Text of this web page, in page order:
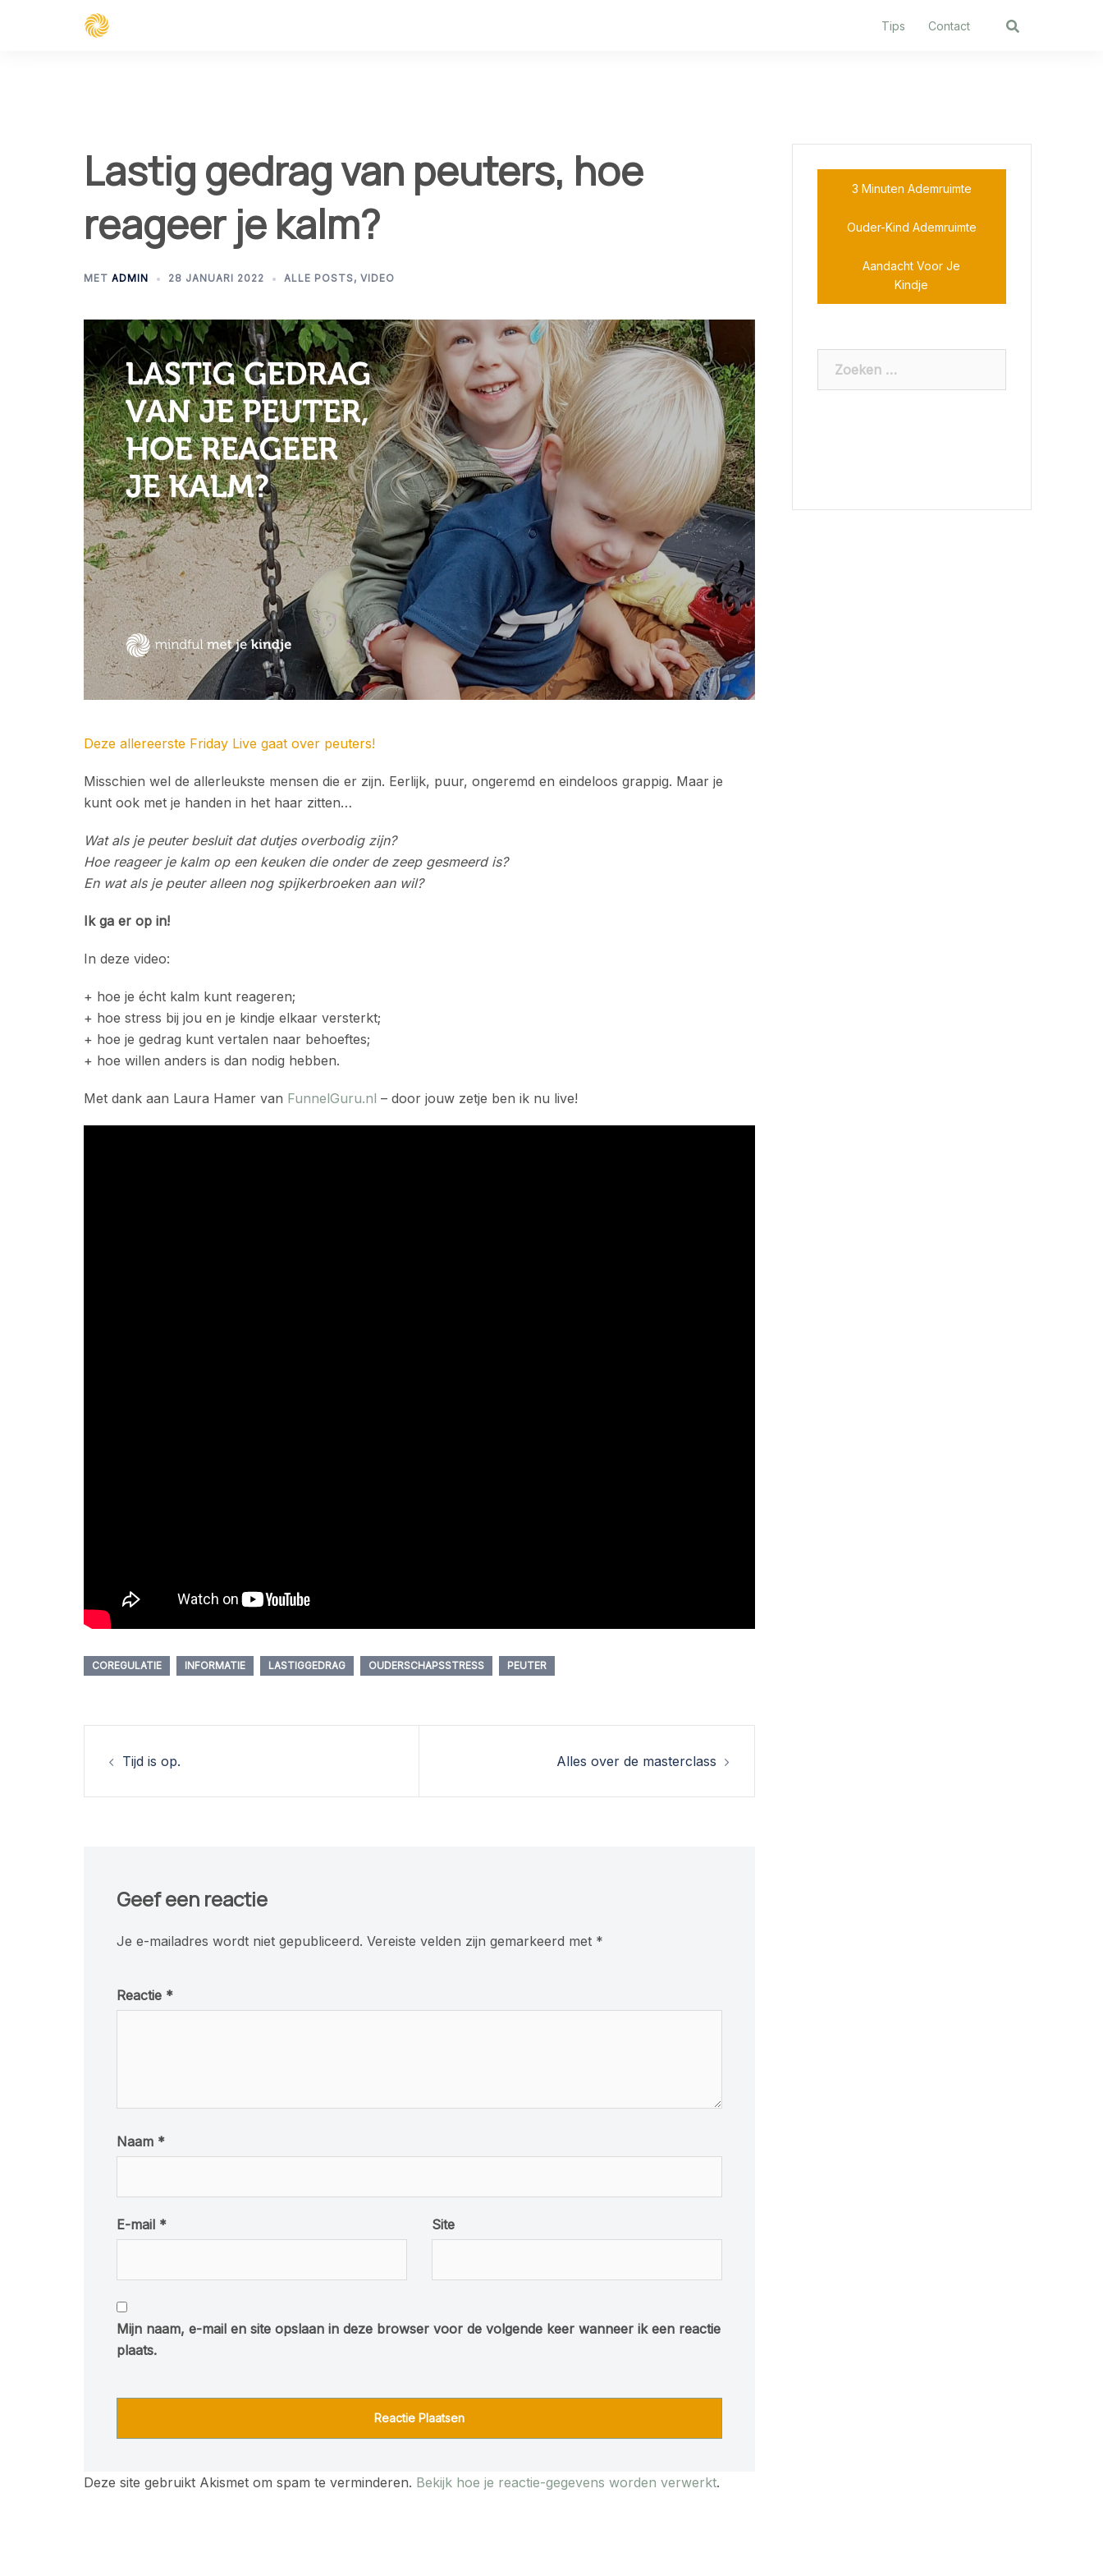
Tips Contact
Lastig gedrag van peuters, hoe
reageer je kalm?
MET ADMIN 28 JANUARI 2022 ALLE POSTS, VIDEO
Deze allereerste Friday Live gaat over peuters!
Misschien wel de allerleukste mensen die er zijn. Eerlijk, puur, ongeremd en eindeloos grappig. Maar je
kunt ook met je handen in het haar zitten…
Wat als je peuter besluit dat dutjes overbodig zijn?
Hoe reageer je kalm op een keuken die onder de zeep gesmeerd is?
En wat als je peuter alleen nog spijkerbroeken aan wil?
Ik ga er op in!
In deze video:
+ hoe je écht kalm kunt reageren;
+ hoe stress bij jou en je kindje elkaar versterkt;
+ hoe je gedrag kunt vertalen naar behoeftes;
+ hoe willen anders is dan nodig hebben.
Met dank aan Laura Hamer van FunnelGuru.nl – door jouw zetje ben ik nu live!
COREGULATIE INFORMATIE LASTIGGEDRAG OUDERSCHAPSSTRESS PEUTER
Berichtnavigatie
Tijd is op. Alles over de masterclass
Geef een reactie
Je e-mailadres wordt niet gepubliceerd. Vereiste velden zijn gemarkeerd met *
Reactie *
Naam *
E-mail * Site
Mijn naam, e-mail en site opslaan in deze browser voor de volgende keer wanneer ik een reactie
plaats.
Deze site gebruikt Akismet om spam te verminderen. Bekijk hoe je reactie-gegevens worden verwerkt.
3 Minuten Ademruimte
Ouder-Kind Ademruimte
Aandacht Voor Je
Kindje